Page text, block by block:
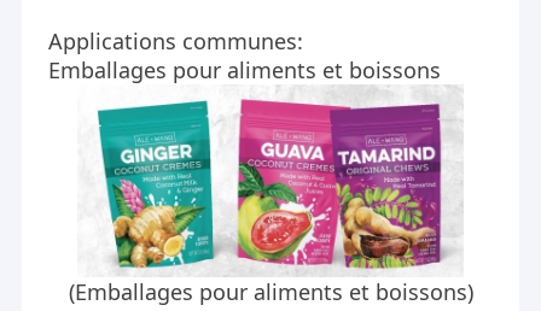
Applications communes:
Emballages pour aliments et boissons
(Emballages pour aliments et boissons)